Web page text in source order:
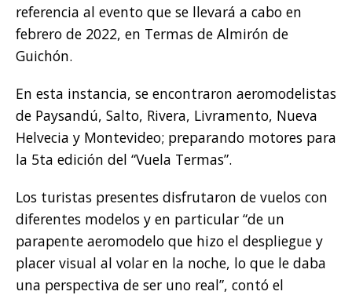
referencia al evento que se llevará a cabo en
febrero de 2022, en Termas de Almirón de
Guichón.
En esta instancia, se encontraron aeromodelistas
de Paysandú, Salto, Rivera, Livramento, Nueva
Helvecia y Montevideo; preparando motores para
la 5ta edición del “Vuela Termas”.
Los turistas presentes disfrutaron de vuelos con
diferentes modelos y en particular “de un
parapente aeromodelo que hizo el despliegue y
placer visual al volar en la noche, lo que le daba
una perspectiva de ser uno real”, contó el